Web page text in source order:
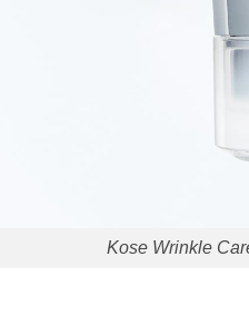
Kose Wrinkle